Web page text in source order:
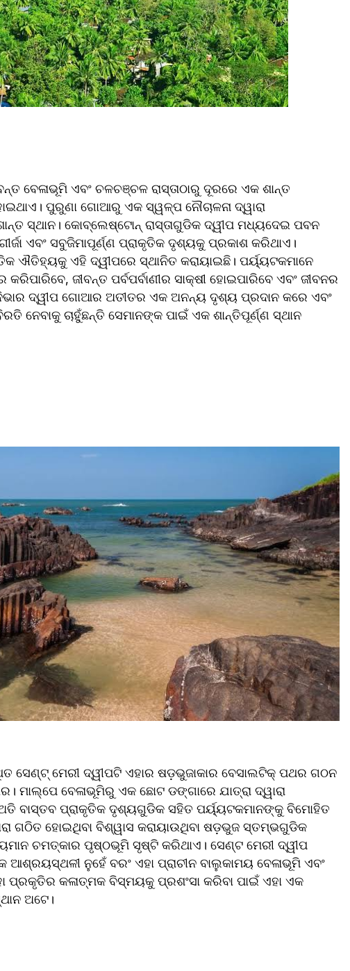
ବେଳାଭୂମି ଏବଂ ଚଳଚଞ୍ଚଳ ରାସ୍ତାଠାରୁ ଦୂରରେ ଏକ ଶାନ୍ତ
ପୁରୁଣା ଗୋଆରୁ ଏକ ସ୍ୱଳ୍ପ ନୌଚାଳନା ଦ୍ୱାରା
ସ୍ଥାନ। କୋବ୍ଲେଷ୍ଟୋନ୍ ରାସ୍ତାଗୁଡିକ ଦ୍ୱୀପ ମଧ୍ୟଦେଇ ପବନ
ଏବଂ ସବୁଜିମାପୂର୍ଣ୍ଣ ପ୍ରାକୃତିକ ଦୃଶ୍ୟକୁ ପ୍ରକାଶ କରିଥାଏ।
ଐତିହ୍ୟକୁ ଏହି ଦ୍ୱୀପରେ ସ୍ଥାନିତ କରାୟାଇଛି। ପର୍ୟ୍ୟଟକମାନେ
ଜୀବନ୍ତ ପର୍ବପର୍ବାଣୀର ସାକ୍ଷୀ ହୋଇପାରିବେ ଏବଂ ଜୀବନର
ଦ୍ୱୀପ ଗୋଆର ଅତୀତର ଏକ ଅନନ୍ୟ ଦୃଶ୍ୟ ପ୍ରଦାନ କରେ ଏବଂ
ନେବାକୁ ଚାହୁଁଛନ୍ତି ସେମାନଙ୍କ ପାଇଁ ଏକ ଶାନ୍ତିପୂର୍ଣ୍ଣ ସ୍ଥାନ
ସେଣ୍ଟ୍ ମେରୀ ଦ୍ୱୀପଟି ଏହାର ଷଡ଼ଭୁଜାକାର ବେସାଲଟିକ୍ ପଥର ଗଠନ
ବେଳାଭୂମିରୁ ଏକ ଛୋଟ ଡଙ୍ଗାରେ ଯାତ୍ରା ଦ୍ୱାରା
ବାସ୍ତବ ପ୍ରାକୃତିକ ଦୃଶ୍ୟଗୁଡିକ ସହିତ ପର୍ୟ୍ୟଟକମାନଙ୍କୁ ବିମୋହିତ
ଗଠିତ ହୋଇଥିବା ବିଶ୍ୱାସ କରାୟାଉଥିବା ଷଡ଼ଭୁଜ ସ୍ତମ୍ଭଗୁଡିକ
ଚମତ୍କାର ପୃଷ୍ଠଭୂମି ସୃଷ୍ଟି କରିଥାଏ। ସେଣ୍ଟ ମେରୀ ଦ୍ୱୀପ
ନୁହେଁ ବରଂ ଏହା ପ୍ରାଚୀନ ବାଲୁକାମୟ ବେଳାଭୂମି ଏବଂ
ପ୍ରକୃତିର କଳାତ୍ମକ ବିସ୍ମୟକୁ ପ୍ରଶଂସା କରିବା ପାଇଁ ଏହା ଏକ
ଅଟେ।